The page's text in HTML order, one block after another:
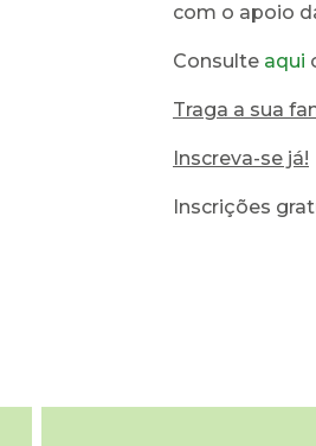
com o apoio
Consulte aqui
Traga a sua
Inscreva-se já!
Inscrições